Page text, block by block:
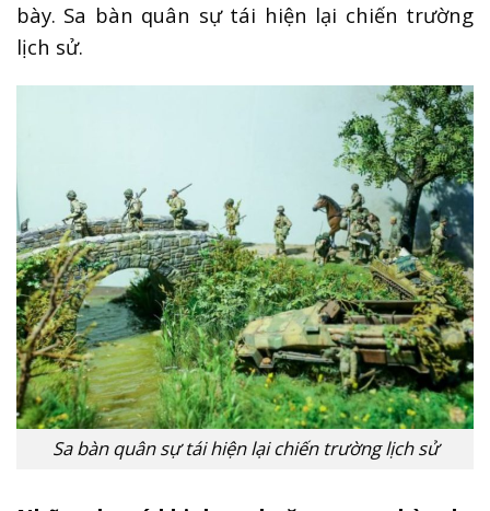
bày. Sa bàn quân sự tái hiện lại chiến trường
lịch sử.
Sa bàn quân sự tái hiện lại chiến trường lịch sử